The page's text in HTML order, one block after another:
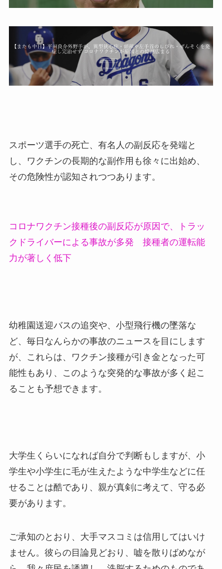
スポーツ選手の死亡、有名人の副反応を発端と
し、ワクチンの長期的な副作用も徐々に出始め、
その危険性が認知されつつあります。
コロナワクチン接種後の副反応が原因で、トラッ
クドライバーによる事故が多発 接種者の運転能
力が著しく低下
幼稚園送迎バスの追突や、小型飛行機の墜落な
ど、毎日なんらかの事故のニュースを目にします
が、これらは、ワクチン接種が引き金となった可
能性もあり、このような突発的な事故が多く起こ
ることも予想できます。
大学生くらいになれば自分で判断もしますが、小
学生や小学生に毛が生えたような中学生などに任
せることは酷であり、親が真剣に考えて、守る必
要があります。
ご承知のとおり、大手マスコミは信用してはいけ
ません。彼らの目論見どおり、嘘を散りばめなが